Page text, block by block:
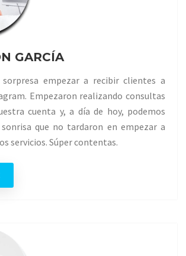
GARCÍA
empezar a recibir clientes a
Empezaron realizando consultas
cuenta y, a día de hoy, podemos
que no tardaron en empezar a
servicios. Súper contentas.